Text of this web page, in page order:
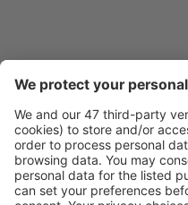
Caută rapid şi uşor
Ofertă adaptată
Planifică ȋn
Rezervare fără griji